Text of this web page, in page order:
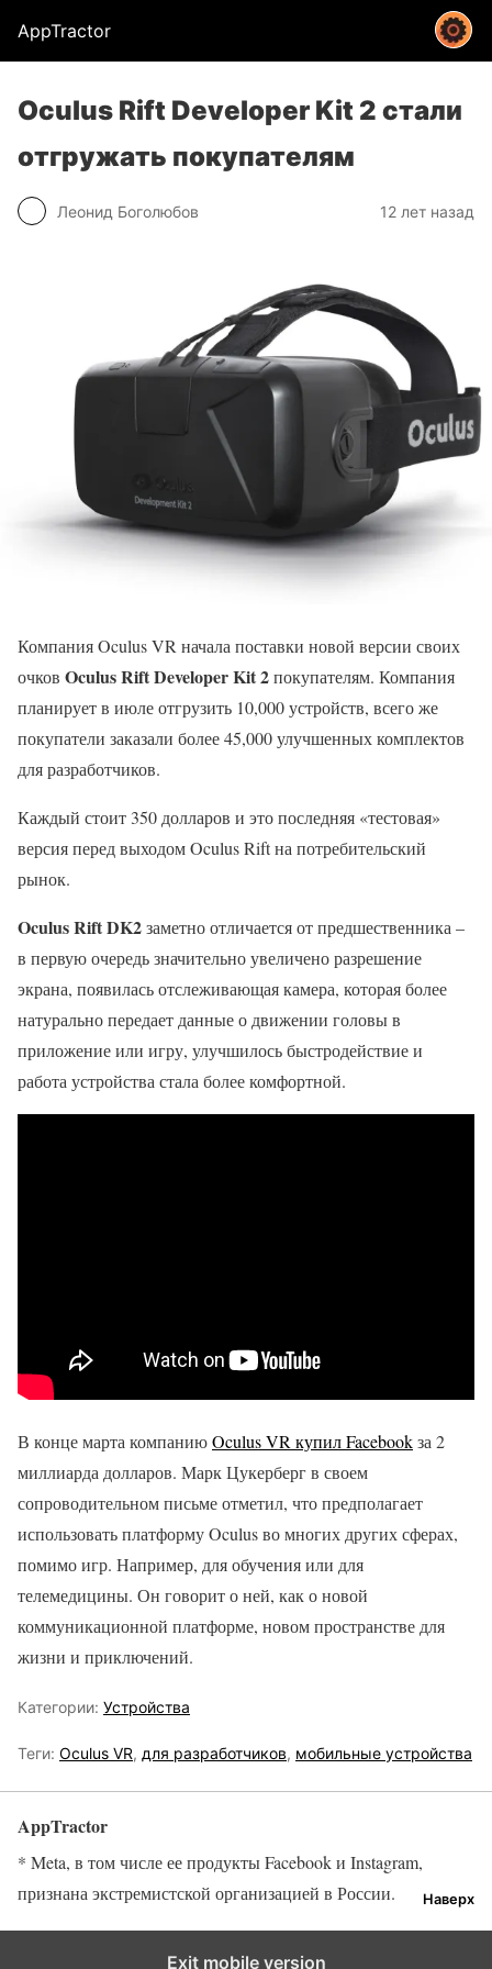
AppTractor
Oculus Rift Developer Kit 2 стали
отгружать покупателям
Леонид Боголюбов 12 лет назад
Компания Oculus VR начала поставки новой версии своих
очков Oculus Rift Developer Kit 2покупателям. Компания
планирует в июле отгрузить 10,000 устройств, всего же
покупатели заказали более 45,000 улучшенных комплектов
для разработчиков.
Каждый стоит 350 долларов и это последняя «тестовая»
версия перед выходом Oculus Rift на потребительский
рынок.
Oculus Rift DK2заметно отличается от предшественника –
в первую очередь значительно увеличено разрешение
экрана, появилась отслеживающая камера, которая более
натурально передает данные о движении головы в
приложение или игру, улучшилось быстродействие и
работа устройства стала более комфортной.
В конце марта компаниюOculus VR купил Facebookза 2
миллиарда долларов. Марк Цукерберг в своем
сопроводительном письме отметил, что предполагает
использовать платформу Oculus во многих других сферах,
помимо игр. Например, для обучения или для
телемедицины. Он говорит о ней, как о новой
коммуникационной платформе, новом пространстве для
жизни и приключений.
Категории: Устройства
Теги: Oculus VR, для разработчиков, мобильные устройства
AppTractor
Наверх
* Meta, в том числе ее продукты Facebook и Instagram,
признана экстремистской организацией в России.
Exit mobile version